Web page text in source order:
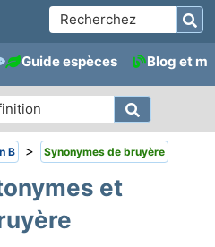
Guide espèces Blog et
B > Synonymes de bruyère
et